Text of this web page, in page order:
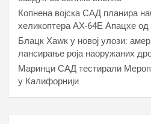
Копнена војска САД планира
хеликоптера АХ-64Е Апацхе од
Блацк Хаwк у новој улози:
лансирање роја наоружаних
Маринци САД тестирали
у Калифорнији